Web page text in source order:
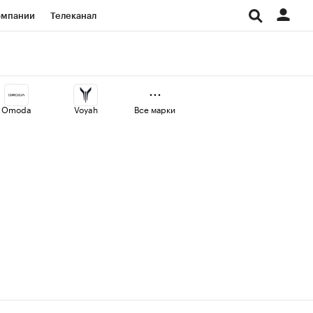
Телеканал
Проверка контрагентов
Omoda Voyah Все марки